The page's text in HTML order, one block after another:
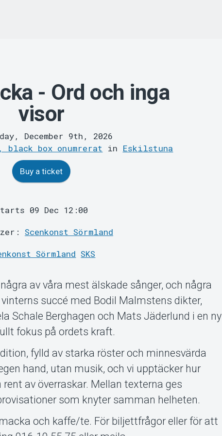
- Ord och inga
visor
December 9th, 2026
black box onumrerat in Eskilstuna
Buy a ticket
09 Dec 12:00
Scenkonst Sörmland
Sörmland SKS
av våra mest älskade sånger, och några
succé med Bodil Malmstens dikter,
Schale Berghagen och Mats Jäderlund i en ny
fokus på ordets kraft.
fylld av starka röster och minnesvärda
hand, utan musik, och vi upptäcker hur
av överraskar. Mellan texterna ges
som knyter samman helheten.
och kaffe/te. För biljettfrågor eller för att